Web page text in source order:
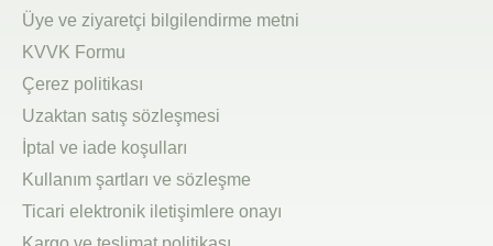
Üye ve ziyaretçi bilgilendirme metni
KVVK Formu
Çerez politikası
Uzaktan satış sözleşmesi
İptal ve iade koşulları
Kullanım şartları ve sözleşme
Ticari elektronik iletişimlere onayı